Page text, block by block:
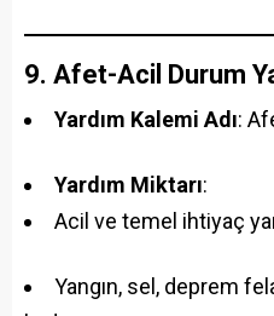
9. Afet-Acil Durum
Yardım Kalemi Adı:
Yardım Miktarı:
Acil ve temel ihtiyaç
Yangın, sel, deprem